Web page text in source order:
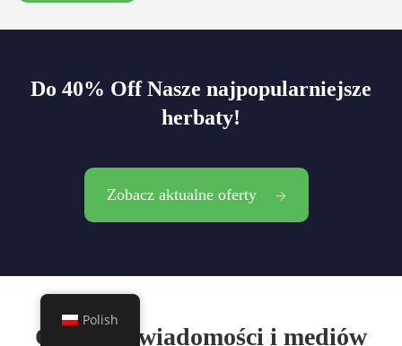
Do 40% Off Nasze najpopularniejsze
herbaty!
Zobacz aktualne oferty
Centrum wiadomości i mediów
Polish